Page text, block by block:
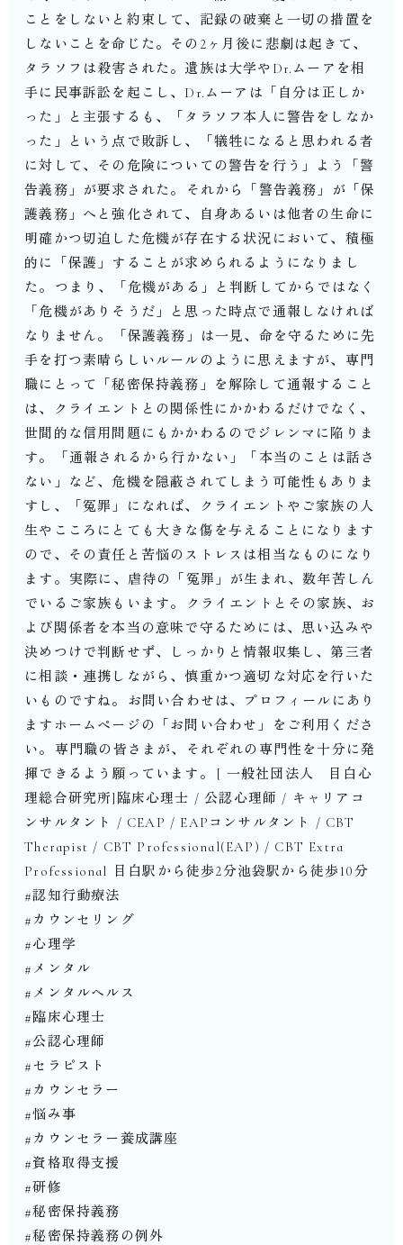
ことをしないと約束して、記録の破棄と一切の措置を
しないことを命じた。その2ヶ月後に悲劇は起きて、
タラソフは殺害された。遺族は大学やDr.ムーアを相
手に民事訴訟を起こし、Dr.ムーアは「自分は正しか
った」と主張するも、「タラソフ本人に警告をしなか
った」という点で敗訴し、「犠牲になると思われる者
に対して、その危険についての警告を行う」よう「警
告義務」が要求された。⁡それから「警告義務」が「保
護義務」へと強化されて、自身あるいは他者の生命に
明確かつ切迫した危機が存在する状況において、積極
的に「保護」することが求められるようになりまし
た。⁡つまり、「危機がある」と判断してからではなく
「危機がありそうだ」と思った時点で通報しなければ
なりません。⁡「保護義務」は一見、命を守るために先
手を打つ素晴らしいルールのように思えますが、専門
職にとって「秘密保持義務」を解除して通報すること
は、クライエントとの関係性にかかわるだけでなく、
世間的な信用問題にもかかわるのでジレンマに陥りま
す。⁡「通報されるから行かない」「本当のことは話さ
ない」など、危機を隠蔽されてしまう可能性もありま
すし、「冤罪」になれば、クライエントやご家族の人
生やこころにとても大きな傷を与えることになります
ので、その責任と苦悩のストレスは相当なものになり
ます。⁡実際に、虐待の「冤罪」が生まれ、数年苦しん
でいるご家族もいます。⁡クライエントとその家族、お
よび関係者を本当の意味で守るためには、思い込みや
決めつけで判断せず、しっかりと情報収集し、第三者
に相談・連携しながら、慎重かつ適切な対応を行いた
いものですね。⁡お問い合わせは、プロフィールにあり
ますホームページの「お問い合わせ」をご利用くださ
い。⁡専門職の皆さまが、それぞれの専門性を十分に発
揮できるよう願っています。⁡⁡⁡[ 一般社団法人 目白心
理総合研究所]臨床心理士 / 公認心理師 / キャリアコ
ンサルタント / CEAP / EAPコンサルタント / CBT
Therapist︎ / CBT Professional(EAP) / CBT Extra
Professional ︎⁡目白駅から徒歩2分池袋駅から徒歩10分⁡⁡
#認知行動療法
#カウンセリング
#心理学
#メンタル
#メンタルヘルス
#臨床心理士
#公認心理師
#セラピスト
#カウンセラー
#悩み事
#カウンセラー養成講座
#資格取得支援
#研修
#秘密保持義務
#秘密保持義務の例外